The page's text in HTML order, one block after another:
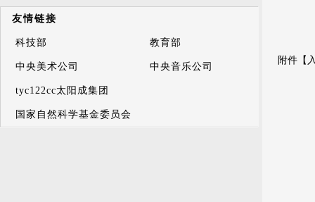
附件【
友情链接
科技部 教育部
中央美术公司 中央音乐公司
tyc122cc太阳成集团
国家自然科学基金委员会